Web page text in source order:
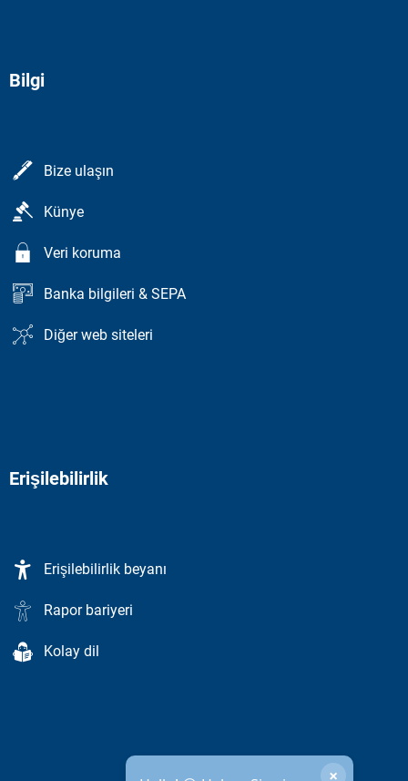
Bilgi
Bize ulaşın
Künye
Veri koruma
Banka bilgileri & SEPA
Diğer web siteleri
Erişilebilirlik
Erişilebilirlik beyanı
Rapor bariyeri
Kolay dil
×